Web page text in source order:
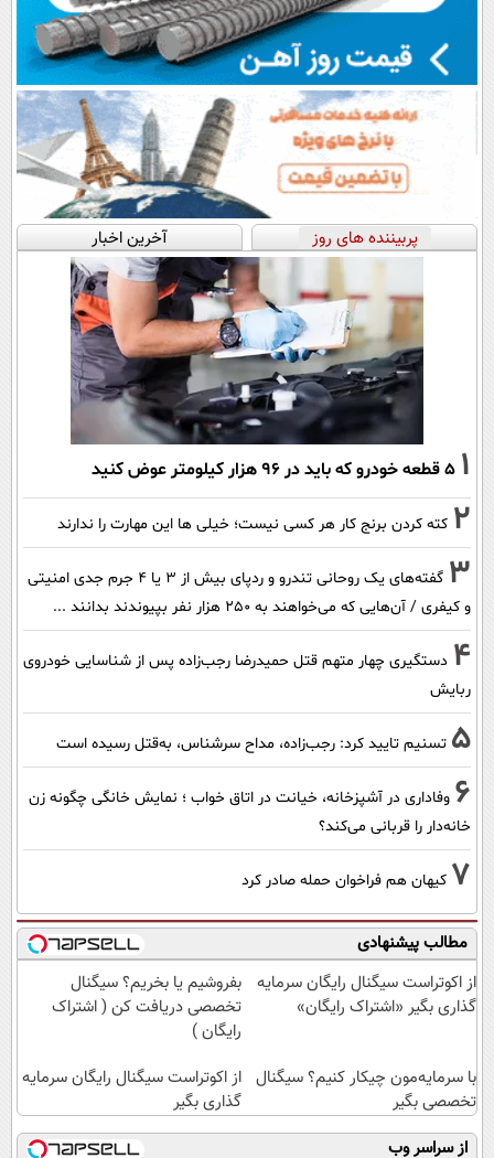
پربیننده های روز آخرین اخبار
1 ۵ قطعه خودرو که باید در ۹۶ هزار کیلومتر عوض کنید
2 کته کردن برنج کار هر کسی نیست؛ خیلی ها این مهارت را ندارند
3
گفته‌های یک روحانی تندرو و ردپای بیش از ۳ یا ۴ جرم جدی امنیتی
و کیفری / آن‌هایی که می‌خواهند به ۲۵۰ هزار نفر بپیوندند بدانند ...
4 دستگیری چهار متهم قتل حمیدرضا رجب‌زاده پس از شناسایی خودروی
ربایش
5 تسنیم تایید کرد: رجب‌زاده، مداح سرشناس، به‌قتل رسیده است
6 وفاداری در آشپزخانه، خیانت در اتاق خواب ؛ نمایش خانگی چگونه زن
خانه‌دار را قربانی می‌کند؟
7 کیهان هم فراخوان حمله صادر کرد
مطالب پیشنهادی
از اکوتراست سیگنال رایگان سرمایه
گذاری بگیر «اشتراک رایگان»
بفروشیم یا بخریم؟ سیگنال
تخصصی دریافت کن ( اشتراک
رایگان )
با سرمایه‌مون چیکار کنیم؟ سیگنال
تخصصی بگیر
از اکوتراست سیگنال رایگان سرمایه
گذاری بگیر
از سراسر وب